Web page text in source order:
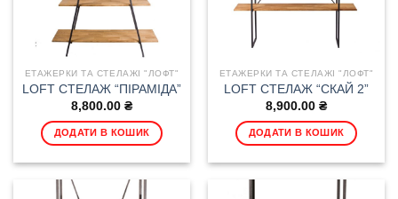
ЕТАЖЕРКИ ТА СТЕЛАЖІ "ЛОФТ"
LOFT СТЕЛАЖ “ПІРАМІДА”
8,800.00 ₴
ДОДАТИ В КОШИК
ЕТАЖЕРКИ ТА СТЕЛАЖІ "ЛОФТ"
LOFT СТЕЛАЖ “СКАЙ 2”
8,900.00 ₴
ДОДАТИ В КОШИК